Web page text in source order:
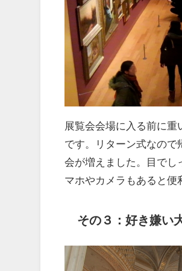
展覧会会場に入る前に重
です。リターン式なので
会が増えました。目でし
マホやカメラもあると便
その３：好き嫌い